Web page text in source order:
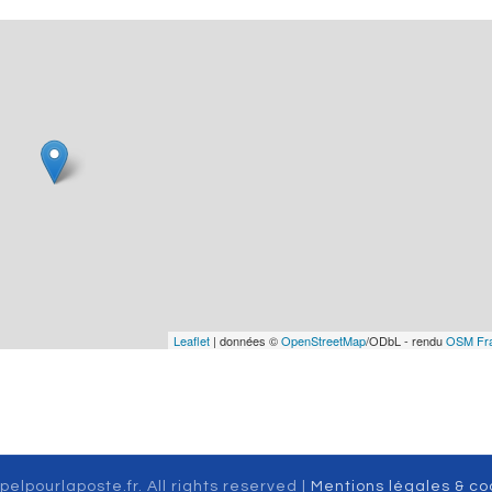
Leaflet | données ©OpenStreetMap/ODbL - renduOSM
All rights reserved | Mentions légales &